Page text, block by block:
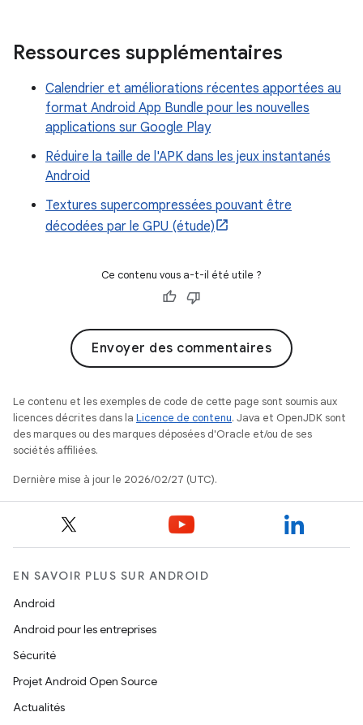
Ressources supplémentaires
Calendrier et améliorations récentes apportées au
format Android App Bundle pour les nouvelles
applications sur Google Play
Réduire la taille de l'APK dans les jeux instantanés
Android
Textures supercompressées pouvant être
décodées par le GPU (étude)
Ce contenu vous a-t-il été utile ?
Envoyer des commentaires
Le contenu et les exemples de code de cette page sont soumis aux
licences décrites dans la Licence de contenu. Java et OpenJDK sont
des marques ou des marques déposées d'Oracle et/ou de ses
sociétés affiliées.
Dernière mise à jour le 2026/02/27 (UTC).
EN SAVOIR PLUS SUR ANDROID
Android
Android pour les entreprises
Sécurité
Projet Android Open Source
Actualités